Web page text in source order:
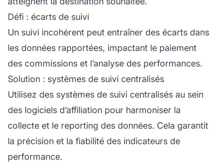
Défi : écarts de suivi
Un suivi incohérent peut entraîner des écarts dans
les données rapportées, impactant le paiement
des commissions et l’analyse des performances.
Solution : systèmes de suivi centralisés
Utilisez des systèmes de suivi centralisés au sein
des logiciels d’affiliation pour harmoniser la
collecte et le reporting des données. Cela garantit
la précision et la fiabilité des indicateurs de
performance.